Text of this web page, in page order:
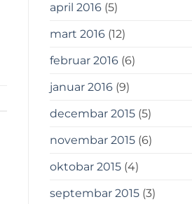
april 2016(5)
mart 2016(12)
februar 2016(6)
januar 2016(9)
decembar 2015(5)
novembar 2015(6)
oktobar 2015(4)
septembar 2015(3)